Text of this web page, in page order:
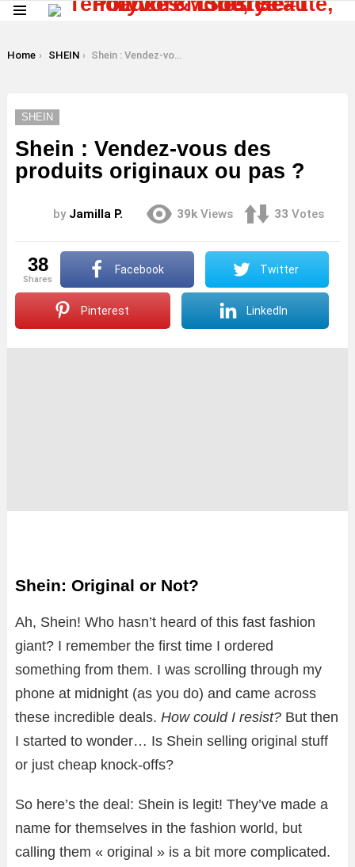
You are here:
Home SHEIN Shein : Vendez-vous des produits originaux ou pas ?
SHEIN
Shein : Vendez-vous des
produits originaux ou pas ?
by Jamilla P. 39k Views 33 Votes
38
shares
Facebook Twitter
Pinterest LinkedIn
Shein: Original or Not?
Ah, Shein! Who hasn’t heard of this fast fashion
giant? I remember the first time I ordered
something from them. I was scrolling through my
phone at midnight (as you do) and came across
these incredible deals. How could I resist? But then
I started to wonder… Is Shein selling original stuff
or just cheap knock-offs?
So here’s the deal: Shein is legit! They’ve made a
name for themselves in the fashion world, but
calling them « original » is a bit more complicated.